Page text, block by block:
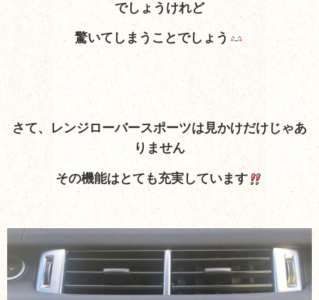
でしょうけれど
驚いてしまうことでしょう
さて、レンジローバースポーツは見かけだけじゃあ
りません
その機能はとても充実しています